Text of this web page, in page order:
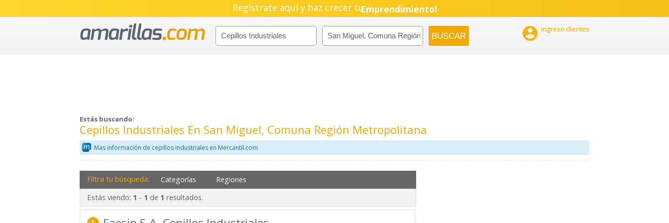
Regístrate aquí y haz crecer tuPyme!
Emprendimiento!
 Ingreso clientes
Estás buscando:
Cepillos Industriales En San Miguel, Comuna Región Metropolitana
Mas información de cepillos industriales en Mercantil.com
Filtra tu búsqueda: Categorías Regiones
Estás viendo: 1 - 1 de 1 resultados.